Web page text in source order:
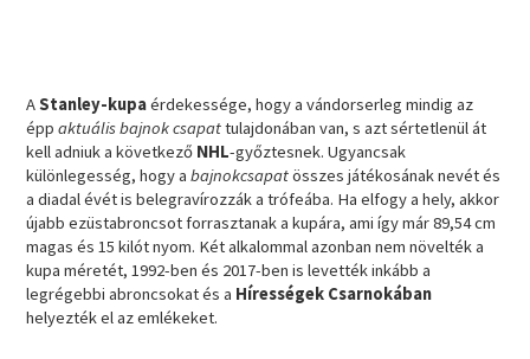
AStanley-kupaérdekessége, hogy a vándorserleg mindig az
éppaktuális bajnok csapattulajdonában van, s azt sértetlenül át
kell adniuk a következő NHL-győztesnek. Ugyancsak
különlegesség, hogy abajnokcsapatösszes játékosának nevét és
a diadal évét is belegravírozzák a trófeába. Ha elfogy a hely, akkor
újabb ezüstabroncsot forrasztanak a kupára, ami így már 89,54 cm
magas és 15 kilót nyom. Két alkalommal azonban nem növelték a
kupa méretét, 1992-ben és 2017-ben is levették inkább a
legrégebbi abroncsokat és a Hírességek Csarnokában
helyezték el az emlékeket.